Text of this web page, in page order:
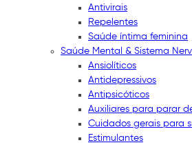
Antivirais
Repelentes
Saúde íntima feminina
Saúde Mental & Sistema
Ansiolíticos
Antidepressivos
Antipsicóticos
Auxiliares para parar
Cuidados gerais para
Estimulantes